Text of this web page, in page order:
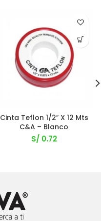
Cinta Teflon 1/2″ X 12 Mts
C&A – Blanco
S/ 0.72